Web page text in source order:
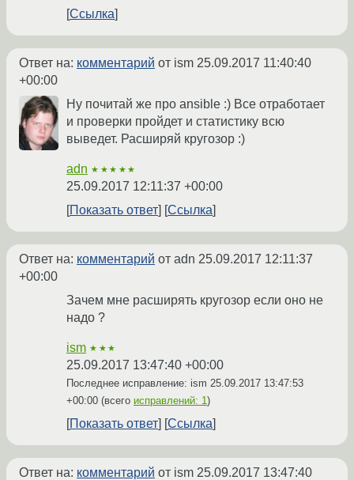
Ссылка
Ответ на: комментарий от ism 25.09.2017 11:40:40
+00:00
Ну почитай же про ansible :) Все отработает
и проверки пройдет и статистику всю
выведет. Расширяй кругозор :)
adn ★★★★★
25.09.2017 12:11:37 +00:00
Показать ответ
Ссылка
Ответ на: комментарий от adn 25.09.2017 12:11:37
+00:00
Зачем мне расширять кругозор если оно не
надо ?
ism ★★★
25.09.2017 13:47:40 +00:00
Последнее исправление: ism 25.09.2017 13:47:53
+00:00 (всего исправлений: 1)
Показать ответ Ссылка
Ответ на: комментарий от ism 25.09.2017 13:47:40